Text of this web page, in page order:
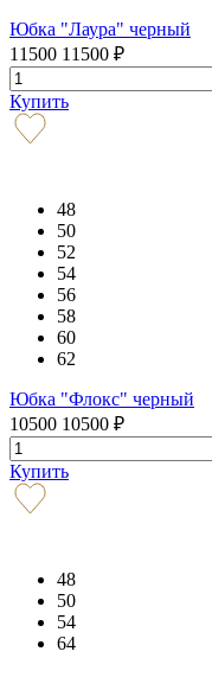
Юбка "Лаура" черный
11500 11500 ₽
Купить
48
50
52
54
56
58
60
62
Юбка "Флокс" черный
10500 10500 ₽
Купить
48
50
54
64